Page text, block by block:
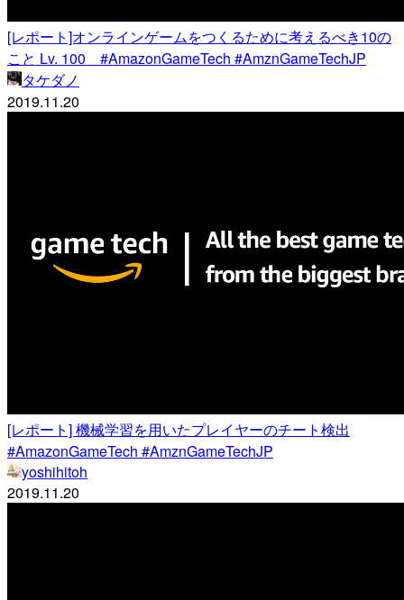
[レポート]オンラインゲームをつくるために考えるべき10の
こと Lv. 100 #AmazonGameTech #AmznGameTechJP
タケダノ
2019.11.20
[レポート] 機械学習を用いたプレイヤーのチート検出
#AmazonGameTech #AmznGameTechJP
yoshihitoh
2019.11.20